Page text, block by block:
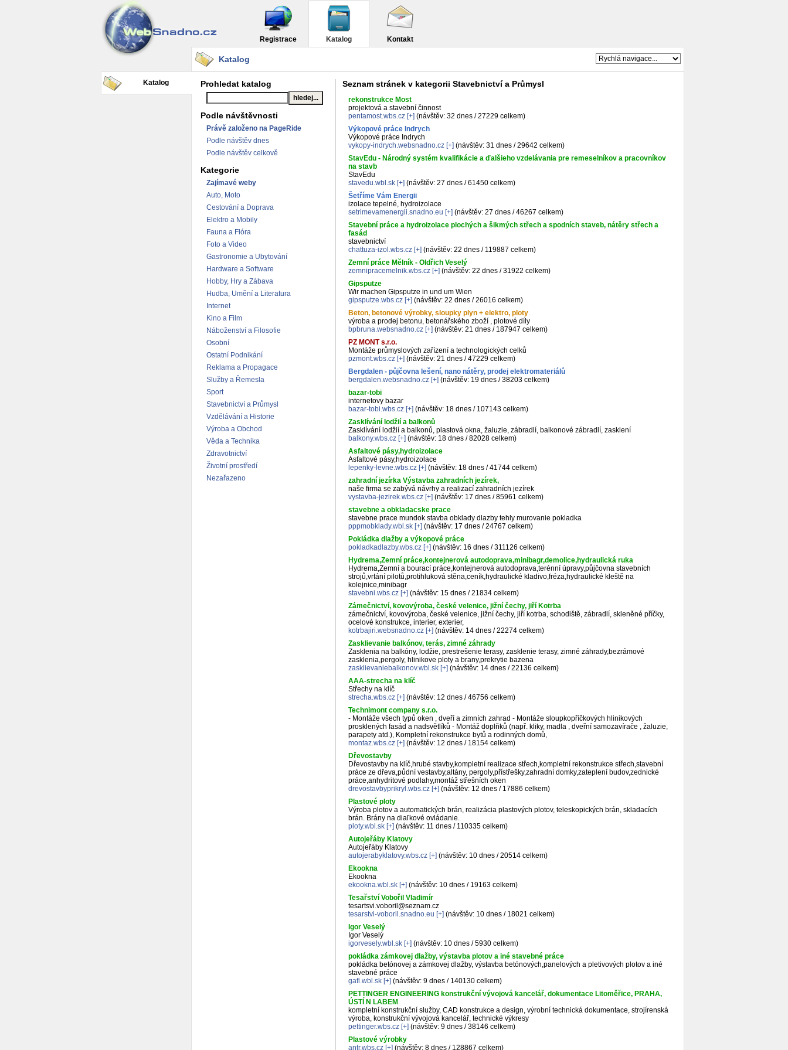
Registrace Katalog Kontakt
Katalog
Katalog
Prohledat katalog
Podle návštěvnosti
Právě založeno na PageRide
Podle návštěv dnes
Podle návštěv celkově
Kategorie
Zajímavé weby
Auto, Moto
Cestování a Doprava
Elektro a Mobily
Fauna a Flóra
Foto a Video
Gastronomie a Ubytování
Hardware a Software
Hobby, Hry a Zábava
Hudba, Umění a Literatura
Internet
Kino a Film
Náboženství a Filosofie
Osobní
Ostatní Podnikání
Reklama a Propagace
Služby a Řemesla
Sport
Stavebnictví a Průmysl
Vzdělávání a Historie
Výroba a Obchod
Věda a Technika
Zdravotnictví
Životní prostředí
Nezařazeno
Seznam stránek v kategorii Stavebnictví a Průmysl
rekonstrukce Most
projektová a stavební činnost
pentamost.wbs.cz [+] (návštěv: 32 dnes / 27229 celkem)
Výkopové práce Indrych
Výkopové práce Indrych
vykopy-indrych.websnadno.cz [+] (návštěv: 31 dnes / 29642 celkem)
StavEdu - Národný systém kvalifikácie a ďalšieho vzdelávania pre remeselníkov a pracovníkov
na stavb
StavEdu
stavedu.wbl.sk [+] (návštěv: 27 dnes / 61450 celkem)
Šetříme Vám Energii
izolace tepelné, hydroizolace
setrimevamenergii.snadno.eu [+] (návštěv: 27 dnes / 46267 celkem)
Stavební práce a hydroizolace plochých a šikmých střech a spodních staveb, nátěry střech a
fasád
stavebnictví
chattuza-izol.wbs.cz [+] (návštěv: 22 dnes / 119887 celkem)
Zemní práce Mělník - Oldřich Veselý
zemnipracemelnik.wbs.cz [+] (návštěv: 22 dnes / 31922 celkem)
Gipsputze
Wir machen Gipsputze in und um Wien
gipsputze.wbs.cz [+] (návštěv: 22 dnes / 26016 celkem)
Beton, betonové výrobky, sloupky plyn + elektro, ploty
výroba a prodej betonu, betonářského zboží , plotové díly
bpbruna.websnadno.cz [+] (návštěv: 21 dnes / 187947 celkem)
PZ MONT s.r.o.
Montáže průmyslových zařízení a technologických celků
pzmont.wbs.cz [+] (návštěv: 21 dnes / 47229 celkem)
Bergdalen - půjčovna lešení, nano nátěry, prodej elektromateriálů
bergdalen.websnadno.cz [+] (návštěv: 19 dnes / 38203 celkem)
bazar-tobi
internetovy bazar
bazar-tobi.wbs.cz [+] (návštěv: 18 dnes / 107143 celkem)
Zasklívání lodžií a balkonů
Zasklívání lodžií a balkonů, plastová okna, žaluzie, zábradlí, balkonové zábradlí, zasklení
balkony.wbs.cz [+] (návštěv: 18 dnes / 82028 celkem)
Asfaltové pásy,hydroizolace
Asfaltové pásy,hydroizolace
lepenky-levne.wbs.cz [+] (návštěv: 18 dnes / 41744 celkem)
zahradní jezírka Výstavba zahradních jezírek,
naše firma se zabývá návrhy a realizací zahradních jezírek
vystavba-jezirek.wbs.cz [+] (návštěv: 17 dnes / 85961 celkem)
stavebne a obkladacske prace
stavebne prace mundok stavba obklady dlazby tehly murovanie pokladka
pppmobklady.wbl.sk [+] (návštěv: 17 dnes / 24767 celkem)
Pokládka dlažby a výkopové práce
pokladkadlazby.wbs.cz [+] (návštěv: 16 dnes / 311126 celkem)
Hydrema,Zemní práce,kontejnerová autodoprava,minibagr,demolice,hydraulická ruka
Hydrema,Zemní a bourací práce,kontejnerová autodoprava,terénní úpravy,půjčovna stavebních
strojů,vrtání pilotů,protihluková stěna,ceník,hydraulické kladivo,fréza,hydraulické kleště na
kolejnice,minibagr
stavebni.wbs.cz [+] (návštěv: 15 dnes / 21834 celkem)
Zámečnictví, kovovýroba, české velenice, jižní čechy, jiří Kotrba
zámečnictví, kovovýroba, české velenice, jižní čechy, jiří kotrba, schodiště, zábradlí, skleněné příčky,
ocelové konstrukce, interier, exterier,
kotrbajiri.websnadno.cz [+] (návštěv: 14 dnes / 22274 celkem)
Zasklievanie balkónov, terás, zimné záhrady
Zasklenia na balkóny, lodžie, prestrešenie terasy, zasklenie terasy, zimné záhrady,bezrámové
zasklenia,pergoly, hlinikove ploty a brany,prekrytie bazena
zasklievaniebalkonov.wbl.sk [+] (návštěv: 14 dnes / 22136 celkem)
AAA-strecha na klíč
Střechy na klíč
strecha.wbs.cz [+] (návštěv: 12 dnes / 46756 celkem)
Technimont company s.r.o.
- Montáže všech typů oken , dveří a zimních zahrad - Montáže sloupkopříčkových hlinikových
prosklených fasád a nadsvětlíků - Montáž doplňků (např. kliky, madla , dveřní samozavírače , žaluzie,
parapety atd.), Kompletní rekonstrukce bytů a rodinných domů,
montaz.wbs.cz [+] (návštěv: 12 dnes / 18154 celkem)
Dřevostavby
Dřevostavby na klíč,hrubé stavby,kompletní realizace střech,kompletní rekonstrukce střech,stavební
práce ze dřeva,půdní vestavby,altány, pergoly,přístřešky,zahradní domky,zateplení budov,zednické
práce,anhydritové podlahy,montáž střešních oken
drevostavbyprikryl.wbs.cz [+] (návštěv: 12 dnes / 17886 celkem)
Plastové ploty
Výroba plotov a automatických brán, realizácia plastových plotov, teleskopických brán, skladacích
brán. Brány na diaľkové ovládanie.
ploty.wbl.sk [+] (návštěv: 11 dnes / 110335 celkem)
Autojeřáby Klatovy
Autojeřáby Klatovy
autojerabyklatovy.wbs.cz [+] (návštěv: 10 dnes / 20514 celkem)
Ekookna
Ekookna
ekookna.wbl.sk [+] (návštěv: 10 dnes / 19163 celkem)
Tesařství Vobořil Vladimír
tesartsvi.voboril@seznam.cz
tesarstvi-voboril.snadno.eu [+] (návštěv: 10 dnes / 18021 celkem)
Igor Veselý
Igor Veselý
igorvesely.wbl.sk [+] (návštěv: 10 dnes / 5930 celkem)
pokládka zámkovej dlažby, výstavba plotov a iné stavebné práce
pokládka betónovej a zámkovej dlažby, výstavba betónových,panelových a pletivových plotov a iné
stavebné práce
gafl.wbl.sk [+] (návštěv: 9 dnes / 140130 celkem)
PETTINGER ENGINEERING konstrukční vývojová kancelář, dokumentace Litoměřice, PRAHA,
ÚSTÍ N LABEM
kompletní konstrukční služby, CAD konstrukce a design, výrobní technická dokumentace, strojírenská
výroba, konstrukční vývojová kancelář, technické výkresy
pettinger.wbs.cz [+] (návštěv: 9 dnes / 38146 celkem)
Plastové výrobky
antr.wbs.cz [+] (návštěv: 8 dnes / 128867 celkem)